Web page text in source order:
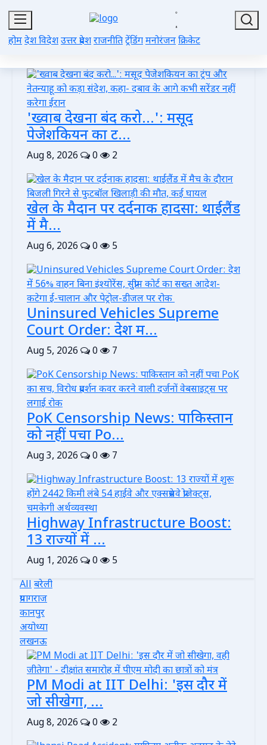
'ख्वाब देखना बंद करो...': मसूद
पेजेशकियन का ट...
Aug 8, 2026 0 2
खेल के मैदान पर दर्दनाक हादसा: थाईलैंड
में मै...
Aug 6, 2026 0 5
Uninsured Vehicles Supreme
Court Order: देश म...
Aug 5, 2026 0 7
PoK Censorship News: पाकिस्तान
को नहीं पचा Po...
Aug 3, 2026 0 7
Highway Infrastructure Boost:
13 राज्यों में ...
Aug 1, 2026 0
5
Allबरेली
प्रयागराज
कानपुर
अयोध्या
लखनऊ
PM Modi at IIT Delhi: 'इस दौर में
जो सीखेगा, ...
Aug 8, 2026 0 2
होमदेश विदेशउत्तर प्रदेशराजनीतिट्रेंडिंगमनोरंजनक्रिकेट